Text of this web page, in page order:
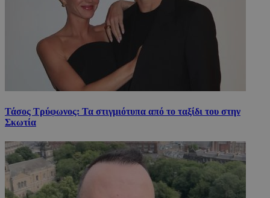
Τάσος Τρύφωνος: Τα στιγμιότυπα από το ταξίδι του στην
Σκωτία